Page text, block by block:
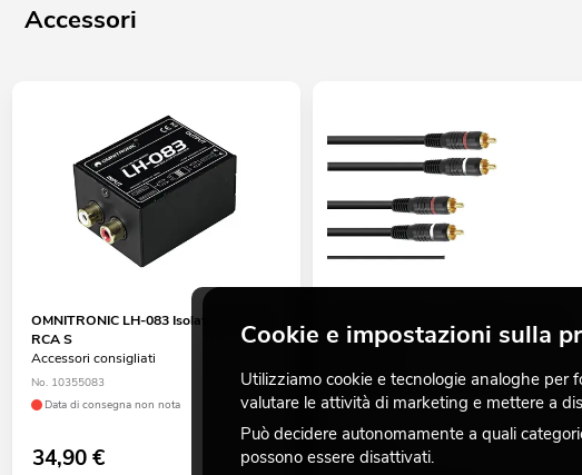
Accessori
OMNITRONIC LH-083 Isolatore stereo
RCA S
Accessori consigliati
No. 10355083
Data di consegna non nota
34,90€
terra 1,5 m
La giacenza è di circa 12 sett.
6,90€
Cookie e impostazioni sulla
Utilizziamo cookie e tecnologie analoghe per
valutare le attività di marketing e mettere a
Può decidere autonomamente a quali
possono essere disattivati.